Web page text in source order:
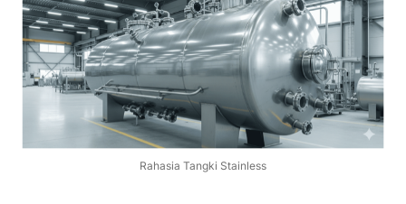
Rahasia Tangki Stainless